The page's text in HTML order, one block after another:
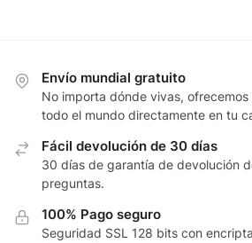
Envío mundial gratuito
No importa dónde vivas,
todo el mundo directamente en tu
Fácil devolución de 30 días
30 días de garantía de devolución
preguntas.
100% Pago seguro
Seguridad SSL 128 bits con